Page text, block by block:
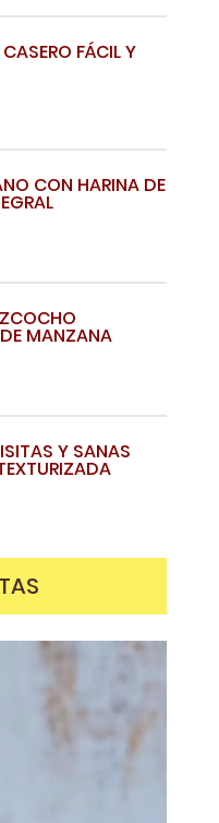
FÁCIL Y
CON HARINA DE
MANZANA
Y SANAS